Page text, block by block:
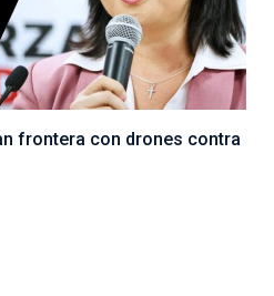
frontera con drones contra